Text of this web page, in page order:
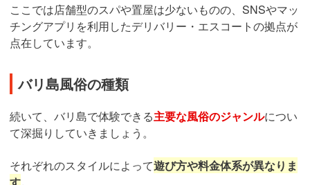
ここでは店舗型のスパや置屋は少ないものの、SNSやマッ
チングアプリを利用したデリバリー・エスコートの拠点が
点在しています。
バリ島風俗の種類
続いて、バリ島で体験できる主要な風俗のジャンルについ
て深掘りしていきましょう。
それぞれのスタイルによって遊び方や料金体系が異なりま
す。